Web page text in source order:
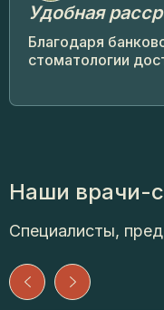
Удобная
Благодаря
стоматологии
Наши врачи-
Специалисты,